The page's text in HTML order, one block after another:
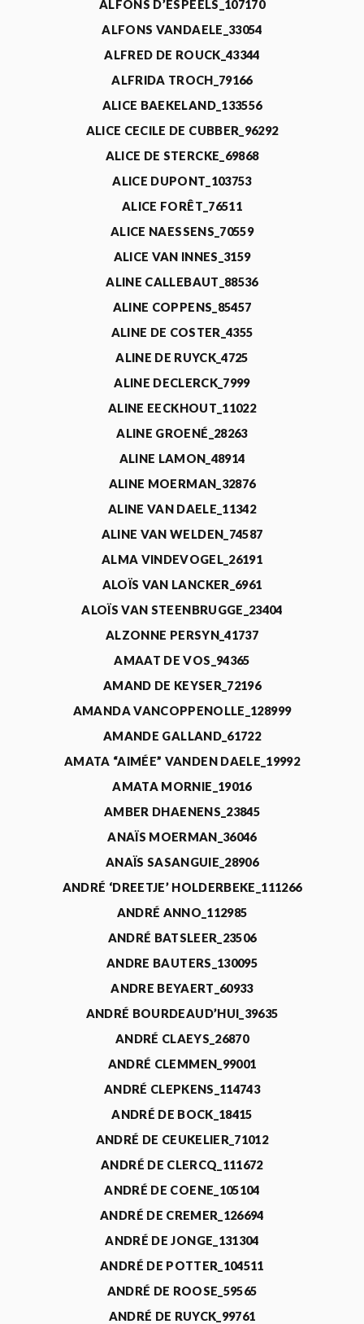
ALFONS D’ESPEELS_107170
ALFONS VANDAELE_33054
ALFRED DE ROUCK_43344
ALFRIDA TROCH_79166
ALICE BAEKELAND_133556
ALICE CECILE DE CUBBER_96292
ALICE DE STERCKE_69868
ALICE DUPONT_103753
ALICE FORÊT_76511
ALICE NAESSENS_70559
ALICE VAN INNES_3159
ALINE CALLEBAUT_88536
ALINE COPPENS_85457
ALINE DE COSTER_4355
ALINE DE RUYCK_4725
ALINE DECLERCK_7999
ALINE EECKHOUT_11022
ALINE GROENÉ_28263
ALINE LAMON_48914
ALINE MOERMAN_32876
ALINE VAN DAELE_11342
ALINE VAN WELDEN_74587
ALMA VINDEVOGEL_26191
ALOÏS VAN LANCKER_6961
ALOÏS VAN STEENBRUGGE_23404
ALZONNE PERSYN_41737
AMAAT DE VOS_94365
AMAND DE KEYSER_72196
AMANDA VANCOPPENOLLE_128999
AMANDE GALLAND_61722
AMATA “AIMÉE” VANDEN DAELE_19992
AMATA MORNIE_19016
AMBER DHAENENS_23845
ANAÏS MOERMAN_36046
ANAÏS SASANGUIE_28906
ANDRÉ ‘DREETJE’ HOLDERBEKE_111266
ANDRÉ ANNO_112985
ANDRÉ BATSLEER_23506
ANDRE BAUTERS_130095
ANDRE BEYAERT_60933
ANDRÉ BOURDEAUD’HUI_39635
ANDRÉ CLAEYS_26870
ANDRÉ CLEMMEN_99001
ANDRÉ CLEPKENS_114743
ANDRÉ DE BOCK_18415
ANDRÉ DE CEUKELIER_71012
ANDRÉ DE CLERCQ_111672
ANDRÉ DE COENE_105104
ANDRÉ DE CREMER_126694
ANDRÉ DE JONGE_131304
ANDRÉ DE POTTER_104511
ANDRÉ DE ROOSE_59565
ANDRÉ DE RUYCK_99761